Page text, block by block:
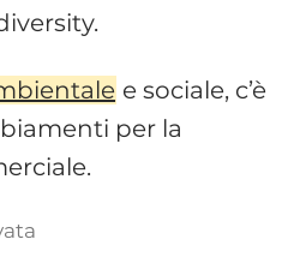
e sociale, c’è
per la